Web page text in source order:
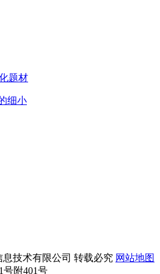
题材
细小
技术有限公司 转载必究 网站地图
号附401号